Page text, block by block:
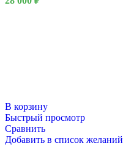
В корзину
Быстрый просмотр
Сравнить
Добавить в список желаний